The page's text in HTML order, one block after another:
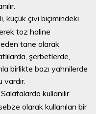
küçük çivi biçimindeki
toz haline
tane olarak
şerbetlerde,
birlikte bazı yahnilerde
vardır.
kullanılır.
olarak kullanılan bir